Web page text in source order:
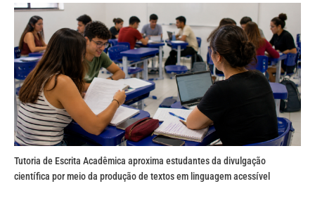
Tutoria de Escrita Acadêmica aproxima estudantes da divulgação
científica por meio da produção de textos em linguagem acessível